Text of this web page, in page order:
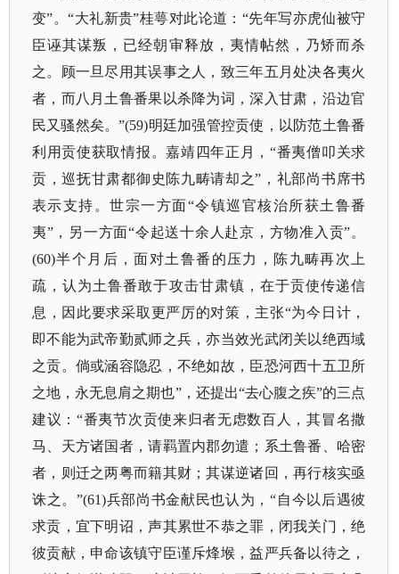
变”。“大礼新贵”桂萼对此论道：“先年写亦虎仙被守
臣诬其谋叛，已经朝审释放，夷情帖然，乃矫而杀
之。顾一旦尽用其误事之人，致三年五月处决各夷火
者，而八月土鲁番果以杀降为词，深入甘肃，沿边官
民又骚然矣。”(59)明廷加强管控贡使，以防范土鲁番
利用贡使获取情报。嘉靖四年正月，“番夷僧叩关求
贡，巡抚甘肃都御史陈九畴请却之”，礼部尚书席书
表示支持。世宗一方面“令镇巡官核治所获土鲁番
夷”，另一方面“令起送十余人赴京，方物准入贡”。
(60)半个月后，面对土鲁番的压力，陈九畴再次上
疏，认为土鲁番敢于攻击甘肃镇，在于贡使传递信
息，因此要求采取更严厉的对策，主张“为今日计，
即不能为武帝勤贰师之兵，亦当效光武闭关以绝西域
之贡。倘或涵容隐忍，不绝如故，臣恐河西十五卫所
之地，永无息肩之期也”，还提出“去心腹之疾”的三点
建议：“番夷节次贡使来归者无虑数百人，其冒名撒
马、天方诸国者，请羁置内郡勿遣；系土鲁番、哈密
者，则迁之两粤而籍其财；其谋逆诸回，再行核实亟
诛之。”(61)兵部尚书金献民也认为，“自今以后遇彼
求贡，宜下明诏，声其累世不恭之罪，闭我关门，绝
彼贡献，申命该镇守臣谨斥烽堠，益严兵备以待之，